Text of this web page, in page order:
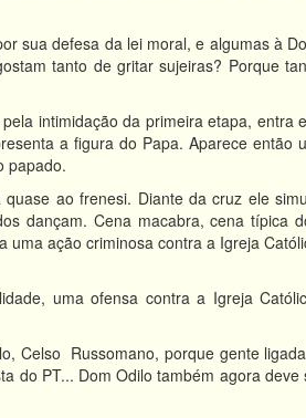
sua defesa da lei moral, e algumas à
tanto de gritar sujeiras? Porque
intimidação da primeira etapa, entra
a figura do Papa. Aparece então
papado.
ao frenesi. Diante da cruz ele
dançam. Cena macabra, cena típica
uma ação criminosa contra a Igreja
uma ofensa contra a Igreja
Celso Russomano, porque gente
do PT... Dom Odilo também agora deve